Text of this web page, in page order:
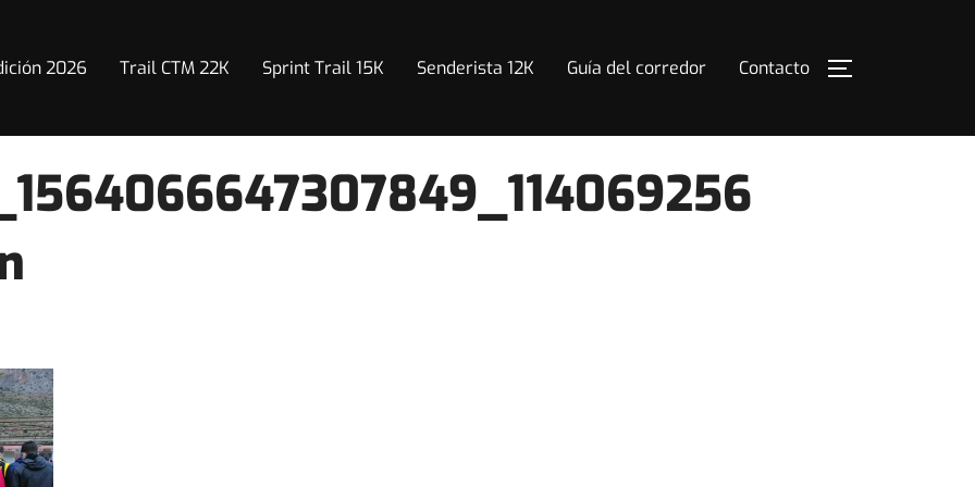
2026 Trail CTM 22K Sprint Trail 15K Senderista 12K Guía del corredor Contacto ALTERNAR